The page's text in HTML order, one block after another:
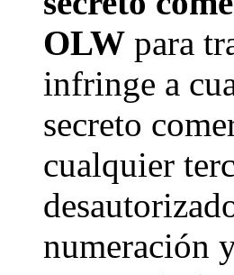
OLW para
infringe a
secreto
cualquier
numeración